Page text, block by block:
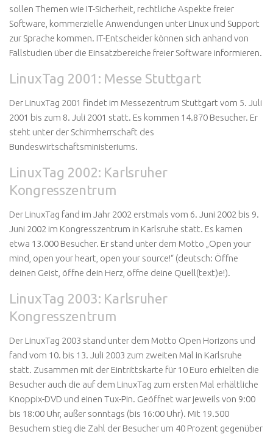
sollen Themen wie IT-Sicherheit, rechtliche Aspekte freier
Software, kommerzielle Anwendungen unter Linux und Support
zur Sprache kommen. IT-Entscheider können sich anhand von
Fallstudien über die Einsatzbereiche freier Software informieren.
LinuxTag 2001: Messe Stuttgart
Der LinuxTag 2001 findet im Messezentrum Stuttgart vom 5. Juli
2001 bis zum 8. Juli 2001 statt. Es kommen 14.870 Besucher. Er
steht unter der Schirmherrschaft des
Bundeswirtschaftsministeriums.
LinuxTag 2002: Karlsruher
Kongresszentrum
Der LinuxTag fand im Jahr 2002 erstmals vom 6. Juni 2002 bis 9.
Juni 2002 im Kongresszentrum in Karlsruhe statt. Es kamen
etwa 13.000 Besucher. Er stand unter dem Motto „Open your
mind, open your heart, open your source!“ (deutsch: Öffne
deinen Geist, öffne dein Herz, öffne deine Quell(text)e!).
LinuxTag 2003: Karlsruher
Kongresszentrum
Der LinuxTag 2003 stand unter dem Motto Open Horizons und
fand vom 10. bis 13. Juli 2003 zum zweiten Mal in Karlsruhe
statt. Zusammen mit der Eintrittskarte für 10 Euro erhielten die
Besucher auch die auf dem LinuxTag zum ersten Mal erhältliche
Knoppix-DVD und einen Tux-Pin. Geöffnet war jeweils von 9:00
bis 18:00 Uhr, außer sonntags (bis 16:00 Uhr). Mit 19.500
Besuchern stieg die Zahl der Besucher um 40 Prozent gegenüber